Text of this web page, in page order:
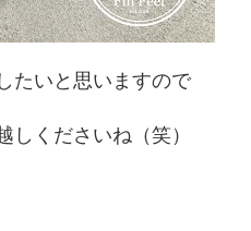
たいと思いますので
くださいね（笑）